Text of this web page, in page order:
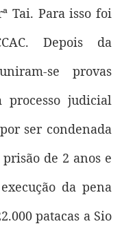
Tai. Para isso foi
Depois da
se provas
judicial
ser condenada
de 2 anos e
da pena
patacas a Sio